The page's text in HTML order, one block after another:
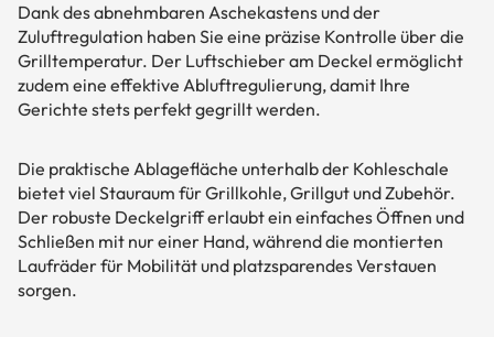
Dank des abnehmbaren Aschekastens und der
Zuluftregulation haben Sie eine präzise Kontrolle über die
Grilltemperatur. Der Luftschieber am Deckel ermöglicht
zudem eine effektive Abluftregulierung, damit Ihre
Gerichte stets perfekt gegrillt werden.
Die praktische Ablagefläche unterhalb der Kohleschale
bietet viel Stauraum für Grillkohle, Grillgut und Zubehör.
Der robuste Deckelgriff erlaubt ein einfaches Öffnen und
Schließen mit nur einer Hand, während die montierten
Laufräder für Mobilität und platzsparendes Verstauen
sorgen.